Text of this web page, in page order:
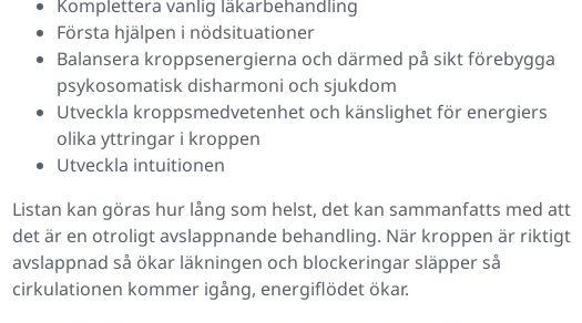
Komplettera vanlig läkarbehandling
Första hjälpen i nödsituationer
Balansera kroppsenergierna och därmed på sikt förebygga
psykosomatisk disharmoni och sjukdom
Utveckla kroppsmedvetenhet och känslighet för energiers
olika yttringar i kroppen
Utveckla intuitionen
Listan kan göras hur lång som helst, det kan sammanfatts med att
det är en otroligt avslappnande behandling. När kroppen är riktigt
avslappnad så ökar läkningen och blockeringar släpper så
cirkulationen kommer igång, energiflödet ökar.